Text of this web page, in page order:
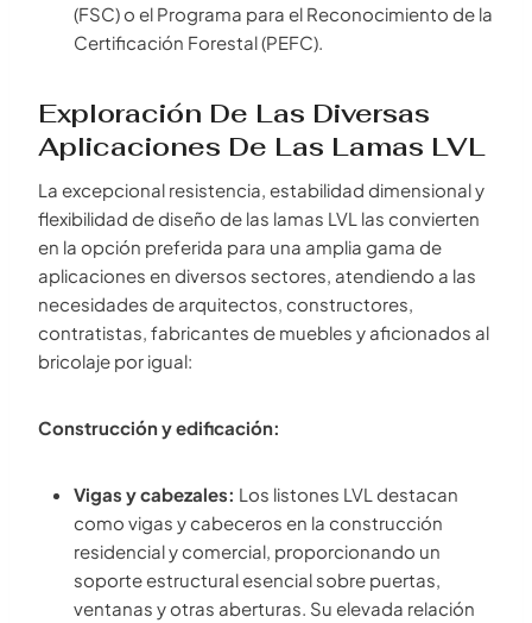
(FSC) o el Programa para el Reconocimiento de la
Certificación Forestal (PEFC).
Exploración De Las Diversas
Aplicaciones De Las Lamas LVL
La excepcional resistencia, estabilidad dimensional y
flexibilidad de diseño de las lamas LVL las convierten
en la opción preferida para una amplia gama de
aplicaciones en diversos sectores, atendiendo a las
necesidades de arquitectos, constructores,
contratistas, fabricantes de muebles y aficionados al
bricolaje por igual:
Construcción y edificación:
Vigas y cabezales: Los listones LVL destacan
como vigas y cabeceros en la construcción
residencial y comercial, proporcionando un
soporte estructural esencial sobre puertas,
ventanas y otras aberturas. Su elevada relación